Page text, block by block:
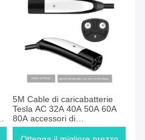
5M Cable di caricabatterie
Tesla AC 32A 40A 50A 60A
80A accessori di
caricabatterie EV